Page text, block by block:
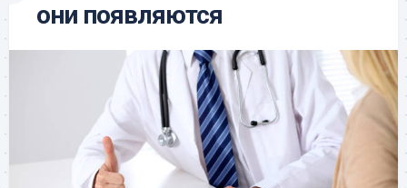
они появляются